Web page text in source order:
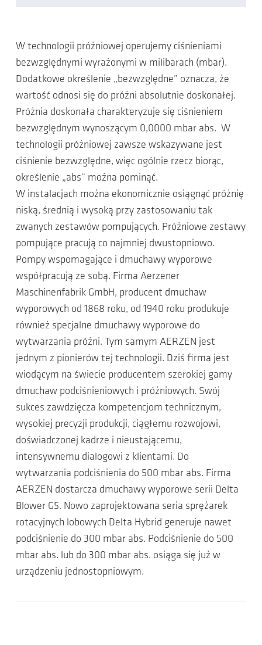
W technologii próżniowej operujemy ciśnieniami
bezwzględnymi wyrażonymi w milibarach (mbar).
Dodatkowe określenie „bezwzględne” oznacza, że
wartość odnosi się do próżni absolutnie doskonałej.
Próżnia doskonała charakteryzuje się ciśnieniem
bezwzględnym wynoszącym 0,0000 mbar abs. W
technologii próżniowej zawsze wskazywane jest
ciśnienie bezwzględne, więc ogólnie rzecz biorąc,
określenie „abs” można pominąć.
W instalacjach można ekonomicznie osiągnąć próżnię
niską, średnią i wysoką przy zastosowaniu tak
zwanych zestawów pompujących. Próżniowe zestawy
pompujące pracują co najmniej dwustopniowo.
Pompy wspomagające i dmuchawy wyporowe
współpracują ze sobą. Firma Aerzener
Maschinenfabrik GmbH, producent dmuchaw
wyporowych od 1868 roku, od 1940 roku produkuje
również specjalne dmuchawy wyporowe do
wytwarzania próżni. Tym samym AERZEN jest
jednym z pionierów tej technologii. Dziś firma jest
wiodącym na świecie producentem szerokiej gamy
dmuchaw podciśnieniowych i próżniowych. Swój
sukces zawdzięcza kompetencjom technicznym,
wysokiej precyzji produkcji, ciągłemu rozwojowi,
doświadczonej kadrze i nieustającemu,
intensywnemu dialogowi z klientami. Do
wytwarzania podciśnienia do 500 mbar abs. Firma
AERZEN dostarcza dmuchawy wyporowe serii Delta
Blower G5. Nowo zaprojektowana seria sprężarek
rotacyjnych lobowych Delta Hybrid generuje nawet
podciśnienie do 300 mbar abs. Podciśnienie do 500
mbar abs. lub do 300 mbar abs. osiąga się już w
urządzeniu jednostopniowym.